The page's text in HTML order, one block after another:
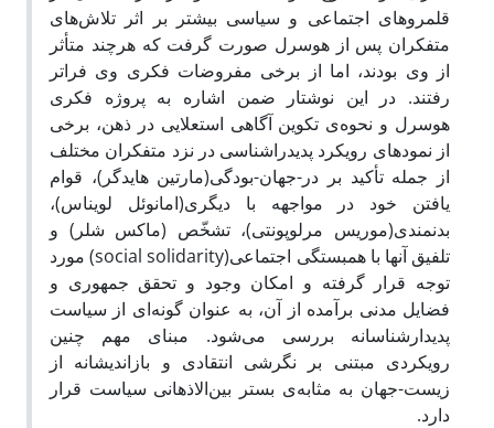
قلمروهای اجتماعی و سیاسی بیشتر بر اثر تلاش‌های
متفکران پس از هوسرل صورت گرفت که هرچند متأثر
از وی بودند، اما از برخی مفروضات فکری وی فراتر
رفتند. در این نوشتار ضمن اشاره به پروژه فکری
هوسرل و نحوه‌ی تکوین آگاهی استعلایی در ذهن، برخی
از نمودهای رویکرد پدیدراشناسی در نزد متفکران مختلف
از جمله تأکید بر در-جهان-‌بودگی(مارتین هایدگر)، قوام
یافتن خود در مواجهه با دیگری(امانوئل لویناس)،
بدنمندی(موریس مرلوپونتی)، تشخّص (ماکس شلر) و
تلفیق آنها با همبستگی اجتماعی(social solidarity) مورد
توجه قرار گرفته و امکان وجود و تحقق جمهوری‌ و
فضایل مدنی برآمده از آن، به عنوان گونه‌ای از سیاست
پدیدارشناسانه بررسی می‌شود. مبنای مهم چنین
رویکردی مبتنی بر نگرشی انتقادی و بازاندیشانه از
زیست-جهان به مثابه‌ی بستر بین‌الاذهانی سیاست قرار
دارد.